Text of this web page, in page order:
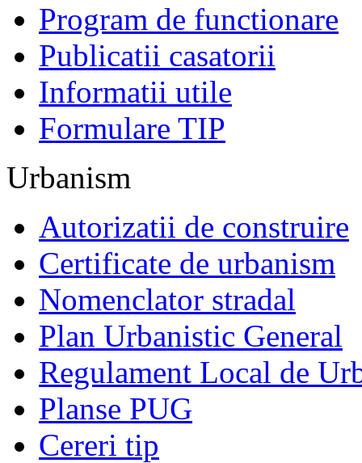
Program de functionare
Publicatii casatorii
Informatii utile
Formulare TIP
Urbanism
Autorizatii de construire
Certificate de urbanism
Nomenclator stradal
Plan Urbanistic General
Regulament Local de
Planse PUG
Cereri tip